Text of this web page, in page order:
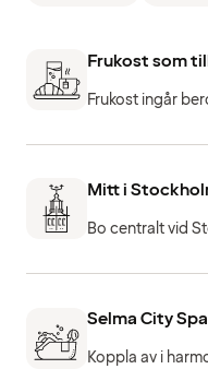
Frukost som
Frukost ingår
Mitt i
Bo centralt vid
Selma City Spa
Koppla av i